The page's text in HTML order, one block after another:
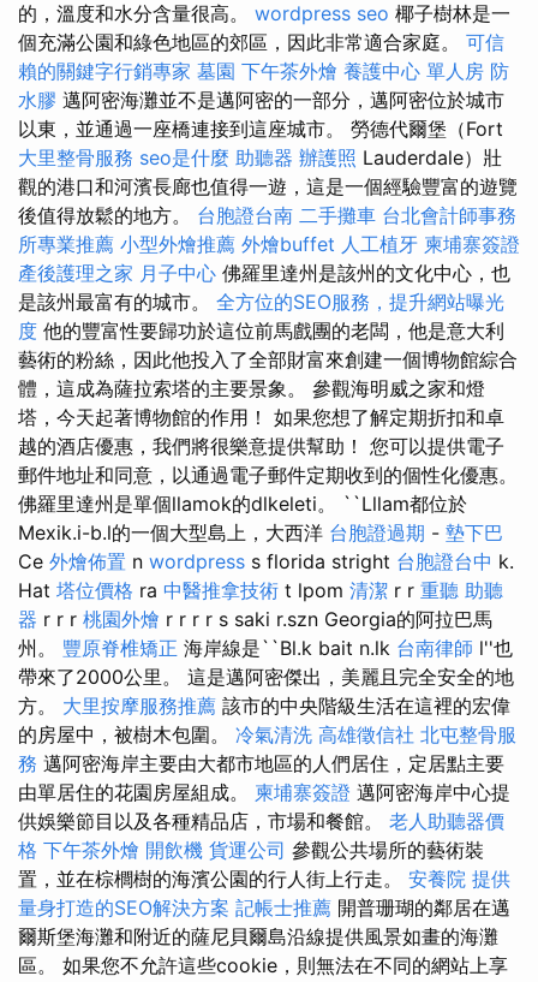
的，溫度和水分含量很高。 wordpress seo 椰子樹林是一
個充滿公園和綠色地區的郊區，因此非常適合家庭。 可信
賴的關鍵字行銷專家 墓園 下午茶外燴 養護中心 單人房 防
水膠 邁阿密海灘並不是邁阿密的一部分，邁阿密位於城市
以東，並通過一座橋連接到這座城市。 勞德代爾堡（Fort
大里整骨服務 seo是什麼 助聽器 辦護照 Lauderdale）壯
觀的港口和河濱長廊也值得一遊，這是一個經驗豐富的遊覽
後值得放鬆的地方。 台胞證台南 二手攤車 台北會計師事務
所專業推薦 小型外燴推薦 外燴buffet 人工植牙 柬埔寨簽證
產後護理之家 月子中心 佛羅里達州是該州的文化中心，也
是該州最富有的城市。 全方位的SEO服務，提升網站曝光
度 他的豐富性要歸功於這位前馬戲團的老闆，他是意大利
藝術的粉絲，因此他投入了全部財富來創建一個博物館綜合
體，這成為薩拉索塔的主要景象。 參觀海明威之家和燈
塔，今天起著博物館的作用！ 如果您想了解定期折扣和卓
越的酒店優惠，我們將很樂意提供幫助！ 您可以提供電子
郵件地址和同意，以通過電子郵件定期收到的個性化優惠。
佛羅里達州是單個llamok的dlkeleti。 ``Lllam都位於
Mexik.i-b.l的一個大型島上，大西洋 台胞證過期 - 墊下巴
Ce 外燴佈置 n wordpress s florida stright 台胞證台中 k.
Hat 塔位價格 ra 中醫推拿技術 t lpom 清潔 r r 重聽 助聽
器 r r r 桃園外燴 r r r r s saki r.szn Georgia的阿拉巴馬
州。 豐原脊椎矯正 海岸線是``Bl.k bait n.lk 台南律師 l''也
帶來了2000公里。 這是邁阿密傑出，美麗且完全安全的地
方。 大里按摩服務推薦 該市的中央階級生活在這裡的宏偉
的房屋中，被樹木包圍。 冷氣清洗 高雄徵信社 北屯整骨服
務 邁阿密海岸主要由大都市地區的人們居住，定居點主要
由單居住的花園房屋組成。 柬埔寨簽證 邁阿密海岸中心提
供娛樂節目以及各種精品店，市場和餐館。 老人助聽器價
格 下午茶外燴 開飲機 貨運公司 參觀公共場所的藝術裝
置，並在棕櫚樹的海濱公園的行人街上行走。 安養院 提供
量身打造的SEO解決方案 記帳士推薦 開普珊瑚的鄰居在邁
爾斯堡海灘和附近的薩尼貝爾島沿線提供風景如畫的海灘
區。 如果您不允許這些cookie，則無法在不同的網站上享